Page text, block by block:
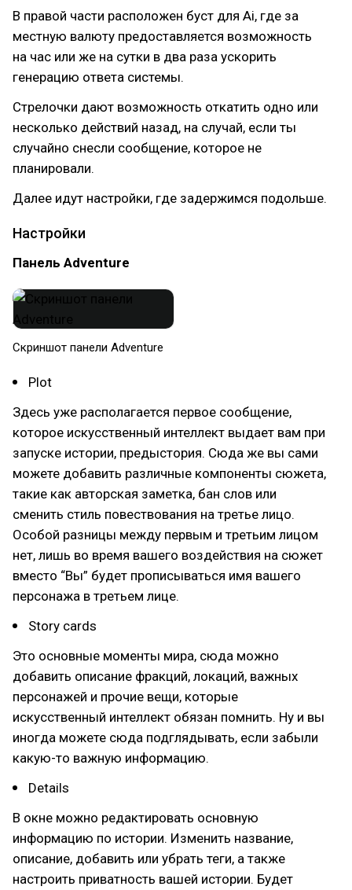
В правой части расположен буст для Ai, где за
местную валюту предоставляется возможность
на час или же на сутки в два раза ускорить
генерацию ответа системы.
Стрелочки дают возможность откатить одно или
несколько действий назад, на случай, если ты
случайно снесли сообщение, которое не
планировали.
Далее идут настройки, где задержимся подольше.
Настройки
Панель Adventure
Скриншот панели Adventure
Plot
Здесь уже располагается первое сообщение,
которое искусственный интеллект выдает вам при
запуске истории, предыстория. Сюда же вы сами
можете добавить различные компоненты сюжета,
такие как авторская заметка, бан слов или
сменить стиль повествования на третье лицо.
Особой разницы между первым и третьим лицом
нет, лишь во время вашего воздействия на сюжет
вместо “Вы” будет прописываться имя вашего
персонажа в третьем лице.
Story cards
Это основные моменты мира, сюда можно
добавить описание фракций, локаций, важных
персонажей и прочие вещи, которые
искусственный интеллект обязан помнить. Ну и вы
иногда можете сюда подглядывать, если забыли
какую-то важную информацию.
Details
В окне можно редактировать основную
информацию по истории. Изменить название,
описание, добавить или убрать теги, а также
настроить приватность вашей истории. Будет